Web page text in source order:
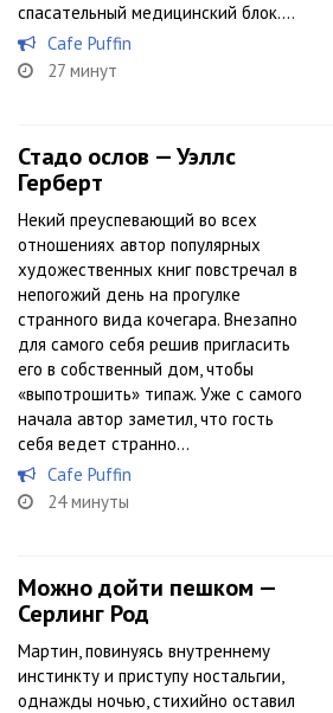
спасательный медицинский блок....
Cafe Puffin
27 минут
Стадо ослов — Уэллс
Герберт
Некий преуспевающий во всех
отношениях автор популярных
художественных книг повстречал в
непогожий день на прогулке
странного вида кочегара. Внезапно
для самого себя решив пригласить
его в собственный дом, чтобы
«выпотрошить» типаж. Уже с самого
начала автор заметил, что гость
себя ведет странно...
Cafe Puffin
24 минуты
Можно дойти пешком —
Серлинг Род
Мартин, повинуясь внутреннему
инстинкту и приступу ностальгии,
однажды ночью, стихийно оставил